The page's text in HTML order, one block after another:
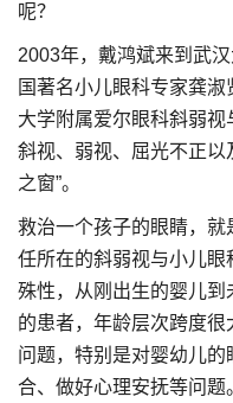
呢？
2003年，戴鸿斌来到武
国著名小儿眼科专家龚
大学附属爱尔眼科斜弱
斜视、弱视、屈光不正以
之窗”。
救治一个孩子的眼睛，
任所在的斜弱视与小儿
殊性，从刚出生的婴儿
的患者，年龄层次跨度
问题，特别是对婴幼儿
合、做好心理安抚等问题